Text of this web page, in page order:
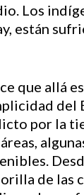
Los
están
que allá
del
por la
de las